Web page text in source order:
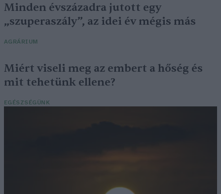
Minden évszázadra jutott egy
„szuperaszály”, az idei év mégis más
AGRÁRIUM
Miért viseli meg az embert a hőség és
mit tehetünk ellene?
EGÉSZSÉGÜNK